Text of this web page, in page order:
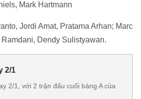
Mark Hartmann
Jordi Amat, Pratama Arhan; Marc
Dendy Sulistyawan.
2/1
2/1, với 2 trận đấu cuối bảng A của